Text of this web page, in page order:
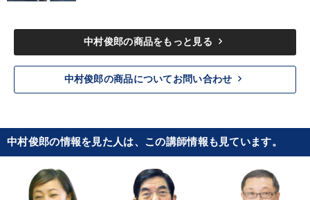
中村俊郎の商品をもっと見る keyboard_arrow_right
中村俊郎の商品についてお問い合わせ keyboard_arrow_right
中村俊郎の情報を見た人は、この講師情報も見ています。